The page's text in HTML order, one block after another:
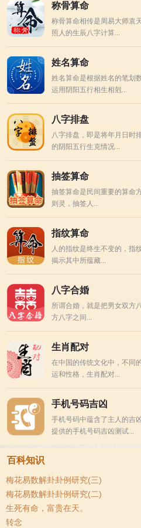
称骨算命
称骨算命相传是周易大师袁
照人的生辰八字计算...
姓名算命
姓名算命是根据姓名的笔划
运用阴阳五行相生相剋...
八字排盘
八字排盘，即是将年月日时
的阴阳五行生克情况...
抽签算命
抽签算命是民间重要的算命
则灵，抽签人...
指纹算命
人的指纹是终生不变的，指
揭示其中所蕴藏...
八字合婚
所谓合婚，就是把男女双方
方八字之间...
生肖配对
在中国的传统文化中，不同
运和性格，生肖配对...
手机号码吉凶
手机号码中蕴含了主人的吉
提供的手机号码吉凶测试...
百科知识
梅花易数解卦卦例研究(三)
梅花易数解卦卦例研究(二)
生死有命，富贵在天。
转念